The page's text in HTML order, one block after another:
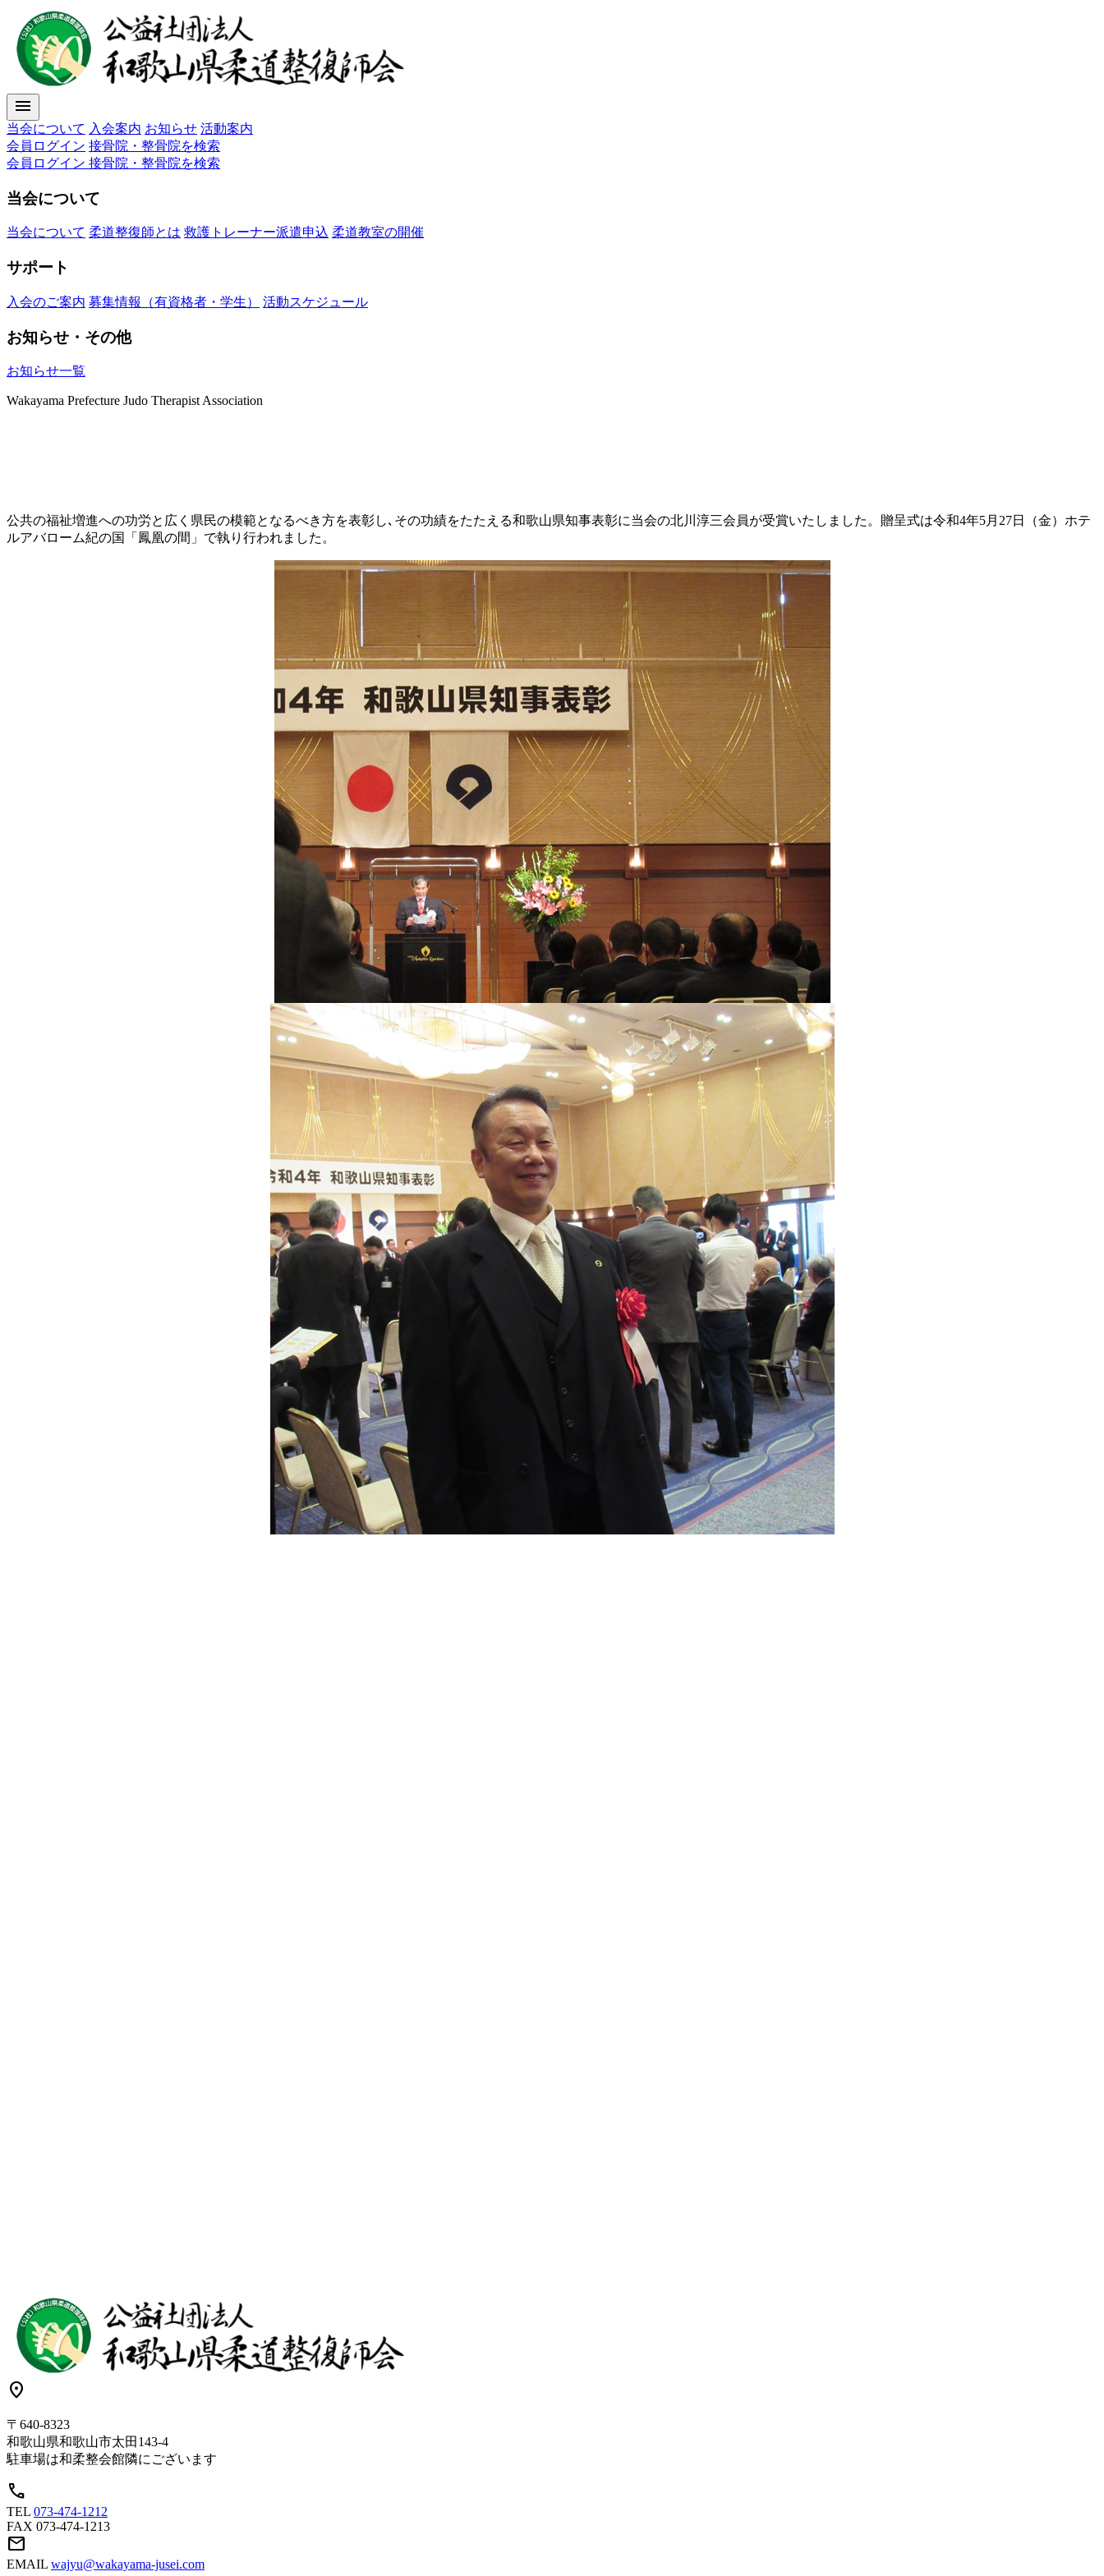
menu
当会について 入会案内 お知らせ 活動案内
会員ログイン 接骨院・整骨院を検索
会員ログイン 接骨院・整骨院を検索
当会について
当会について 柔道整復師とは 救護トレーナー派遣申込 柔道教室の開催
サポート
入会のご案内 募集情報（有資格者・学生） 活動スケジュール
お知らせ・その他
お知らせ一覧
Wakayama Prefecture Judo Therapist Association
公共の福祉増進への功労と広く県民の模範となるべき方を表彰し､その功績をたたえる和歌山県知事表彰に当会の北川淳三会員が受賞いたしました。贈呈式は令和4年5月27日（金）ホテ
ルアバローム紀の国「鳳凰の間」で執り行われました。
location_on
〒640-8323
和歌山県和歌山市太田143-4
駐車場は和柔整会館隣にございます
call
TEL 073-474-1212
FAX 073-474-1213
mail
EMAIL wajyu@wakayama-jusei.com